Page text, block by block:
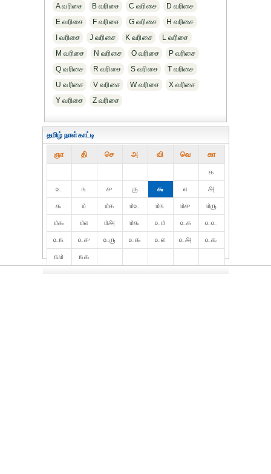
A வரிசை B வரிசை C வரிசை
D வரிசை
E வரிசை
F வரிசை G வரிசை
H வரிசை
I வரிசை
J வரிசை K வரிசை
L வரிசை
M வரிசை
N வரிசை O வரிசை
P வரிசை
Q வரிசை
R வரிசை S வரிசை
T வரிசை
U வரிசை
V வரிசை W வரிசை
X வரிசை
Y வரிசை
Z வரிசை
தமிழ் நாள்காட்டி
ஞா தி் செ அ வி வெ கா
௧
௨
௩ ௪ ௫ ௬ ௭
௮
௯
௰ ௰௧ ௰௨ ௰௩ ௰௪
௰௫
௰௬
௰௭ ௰௮ ௰௯ ௨௰ ௨௧
௨௨
௨௩
௨௪ ௨௫ ௨௬ ௨௭ ௨௮
௨௯
௩௰
௩௧